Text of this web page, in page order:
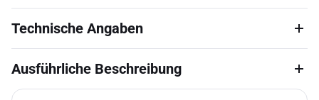
Technische Angaben
Ausführliche Beschreibung